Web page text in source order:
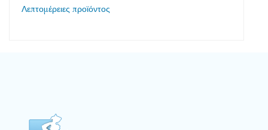
Λεπτομέρειες προϊόντος